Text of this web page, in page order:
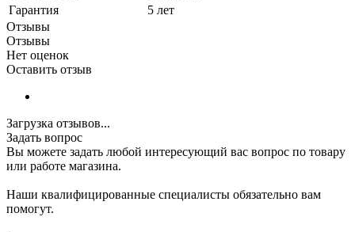
Гарантия
5 лет
Отзывы
Отзывы
Нет оценок
Оставить отзыв
Загрузка отзывов...
Задать вопрос
Вы можете задать любой интересующий вас вопрос по товару
или работе магазина.
Наши квалифицированные специалисты обязательно вам
помогут.